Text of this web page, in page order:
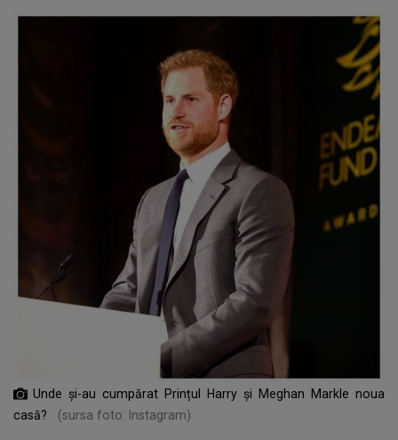
Unde și-au cumpărat Prințul Harry și Meghan Markle noua
casă?
(sursa foto: Instagram)